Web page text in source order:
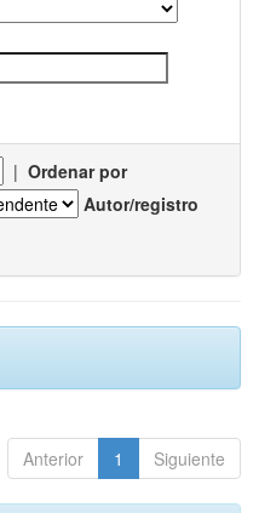
| Ordenar por
Autor/registro
Anterior 1 Siguiente